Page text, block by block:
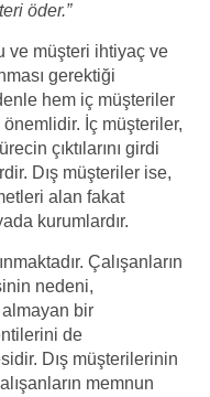
öder.”
ve müşteri ihtiyaç ve
gerektiği
hem iç müşteriler
İç müşteriler,
çıktılarını girdi
Dış müşteriler ise,
alan fakat
kurumlardır.
Çalışanların
nedeni,
almayan bir
de
Dış müşterilerinin
memnun